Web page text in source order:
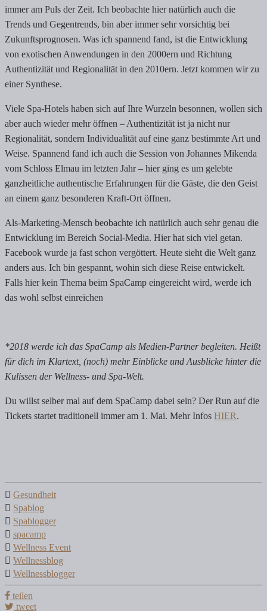
immer am Puls der Zeit. Ich beobachte hier natürlich auch die
Trends und Gegentrends, bin aber immer sehr vorsichtig bei
Zukunftsprognosen. Was ich spannend fand, ist die Entwicklung
von exotischen Anwendungen in den 2000ern und Richtung
Authentizität und Regionalität in den 2010ern. Jetzt kommen wir zu
einer Synthese.
Viele Spa-Hotels haben sich auf Ihre Wurzeln besonnen, wollen sich
aber auch wieder mehr öffnen – Authentizität ist ja nicht nur
Regionalität, sondern Individualität auf eine ganz bestimmte Art und
Weise. Spannend fand ich auch die Session von Johannes Mikenda
vom Schloss Elmau im letzten Jahr – hier ging es um gelebte
ganzheitliche authentische Erfahrungen für die Gäste, die den Geist
an einem ganz besonderen Kraft-Ort öffnen.
Als-Marketing-Mensch beobachte ich natürlich auch sehr genau die
Entwicklung im Bereich Social-Media. Hier hat sich viel getan.
Facebook wurde ja fast schon vergöttert. Heute sieht die Welt ganz
anders aus. Ich bin gespannt, wohin sich diese Reise entwickelt.
Falls hier kein Thema beim SpaCamp eingereicht wird, werde ich
das wohl selbst einreichen
*2018 werde ich das SpaCamp als Medien-Partner begleiten. Heißt
für dich im Klartext, (noch) mehr Einblicke und Ausblicke hinter die
Kulissen der Wellness- und Spa-Welt.
Du willst selber mal auf dem SpaCamp dabei sein? Der Run auf die
Tickets startet traditionell immer am 1. Mai. Mehr Infos HIER.
Gesundheit
Spablog
Spablogger
spacamp
Wellness Event
Wellnessblog
Wellnessblogger
teilen
tweet